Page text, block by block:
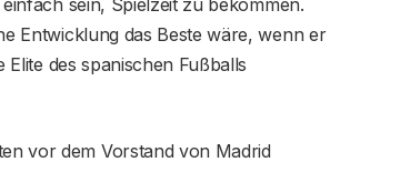
Entwicklung das Beste wäre, wenn er
des spanischen Fußballs
vor dem Vorstand von Madrid